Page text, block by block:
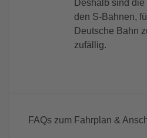
Deshalb sind
den S-Bahnen,
Deutsche Bahn
zufällig.
FAQs zum Fahrplan &